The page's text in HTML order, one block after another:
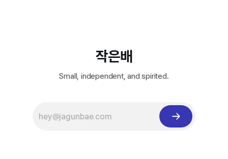
작은배
Small, independent, and spirited.